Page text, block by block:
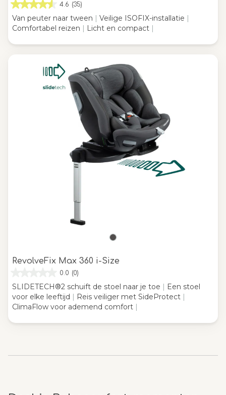
4.6 (35)
Van peuter naar tween | Veilige ISOFIX-installatie |
Comfortabel reizen | Licht en compact |
RevolveFix Max 360 i-Size
0.0 (0)
SLIDETECH®2 schuift de stoel naar je toe | Een stoel
voor elke leeftijd | Reis veiliger met SideProtect |
ClimaFlow voor ademend comfort |